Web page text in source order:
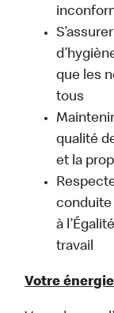
que les
tous
qualité
et la
conduite
à
travail
Votre